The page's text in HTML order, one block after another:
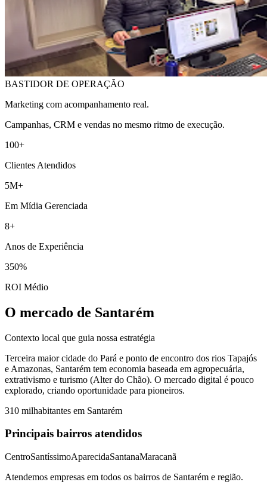
BASTIDOR DE OPERAÇÃO
Marketing com acompanhamento real.
Campanhas, CRM e vendas no mesmo ritmo de execução.
100+
Clientes Atendidos
5M+
Em Mídia Gerenciada
8+
Anos de Experiência
350%
ROI Médio
O mercado de Santarém
Contexto local que guia nossa estratégia
Terceira maior cidade do Pará e ponto de encontro dos rios Tapajós
e Amazonas, Santarém tem economia baseada em agropecuária,
extrativismo e turismo (Alter do Chão). O mercado digital é pouco
explorado, criando oportunidade para pioneiros.
310 milhabitantes em Santarém
Principais bairros atendidos
CentroSantíssimoAparecidaSantanaMaracanã
Atendemos empresas em todos os bairros de Santarém e região.